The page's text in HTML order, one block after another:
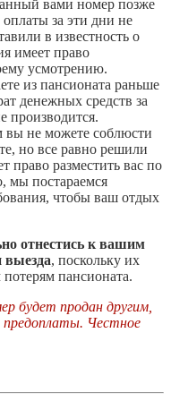
вами номер позже
оплаты за эти дни не
в известность о
имеет право
усмотрению.
из пансионата раньше
денежных средств за
производится.
не можете соблюсти
но все равно решили
право разместить вас по
мы постараемся
чтобы ваш отдых
отнестись к вашим
выезда, поскольку их
пансионата.
будет продан другим,
предоплаты. Честное